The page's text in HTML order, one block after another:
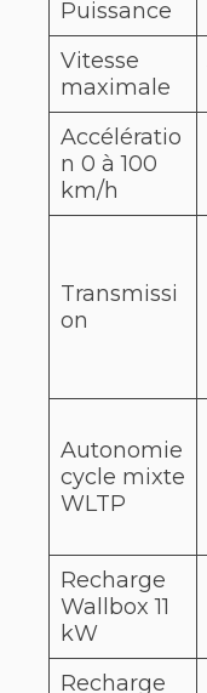
Puissance
Vitesse
maximale
Accélératio
n 0 à 100
km/h
Transmissi
on
Autonomie
cycle mixte
WLTP
Recharge
Wallbox 11
kW
Recharge